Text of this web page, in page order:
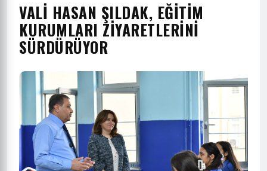
VALI HASAN ŞILDAK, EĞITIM
KURUMLARI ZIYARETLERINI
SÜRDÜRÜYOR